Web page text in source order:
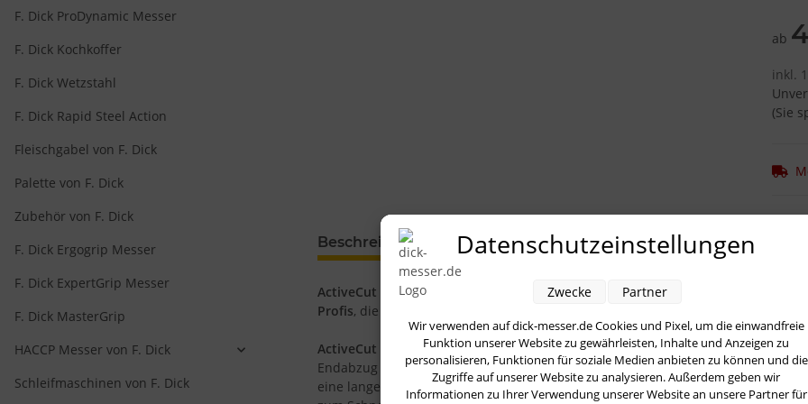
ab
inkl.
(Sie
Beschreibung Bewertungen Benachrichtigen, wenn
ActiveCut - die neue geschmiedete, leichteKochmesser-Serie
- ist ideal für
Profis, die ein leichtes, harmonisches Messer bevorzugen.
ActiveCut - Messersind perfekt ausbalanciert und liegen dank dereinzigartigen
Endabzug und derpolierten Schneide wird eine außergewöhnlich e
eine lange Standzeit und ein leichtes Nachschärfen erzielt. Außerdem
F. Dick ProDynamic Messer
F. Dick Kochkoffer
F. Dick Wetzstahl
F. Dick Rapid Steel Action
Fleischgabel von F. Dick
Palette von F. Dick
Zubehör von F. Dick
F. Dick Ergogrip Messer
F. Dick ExpertGrip Messer
F. Dick MasterGrip
HACCP Messer von F. Dick
Schleifmaschinen von F. Dick
Datenschutzeinstellungen
Wir verwenden auf dick-messer.de Cookies und Pixel, um die einwandfreie
Funktion unserer Website zu gewährleisten, Inhalte und Anzeigen zu
personalisieren, Funktionen für soziale Medien anbieten zu können und die
Zugriffe auf unserer Website zu analysieren. Außerdem geben wir
Informationen zu Ihrer Verwendung unserer Website an unsere Partner für
Zwecke Partner